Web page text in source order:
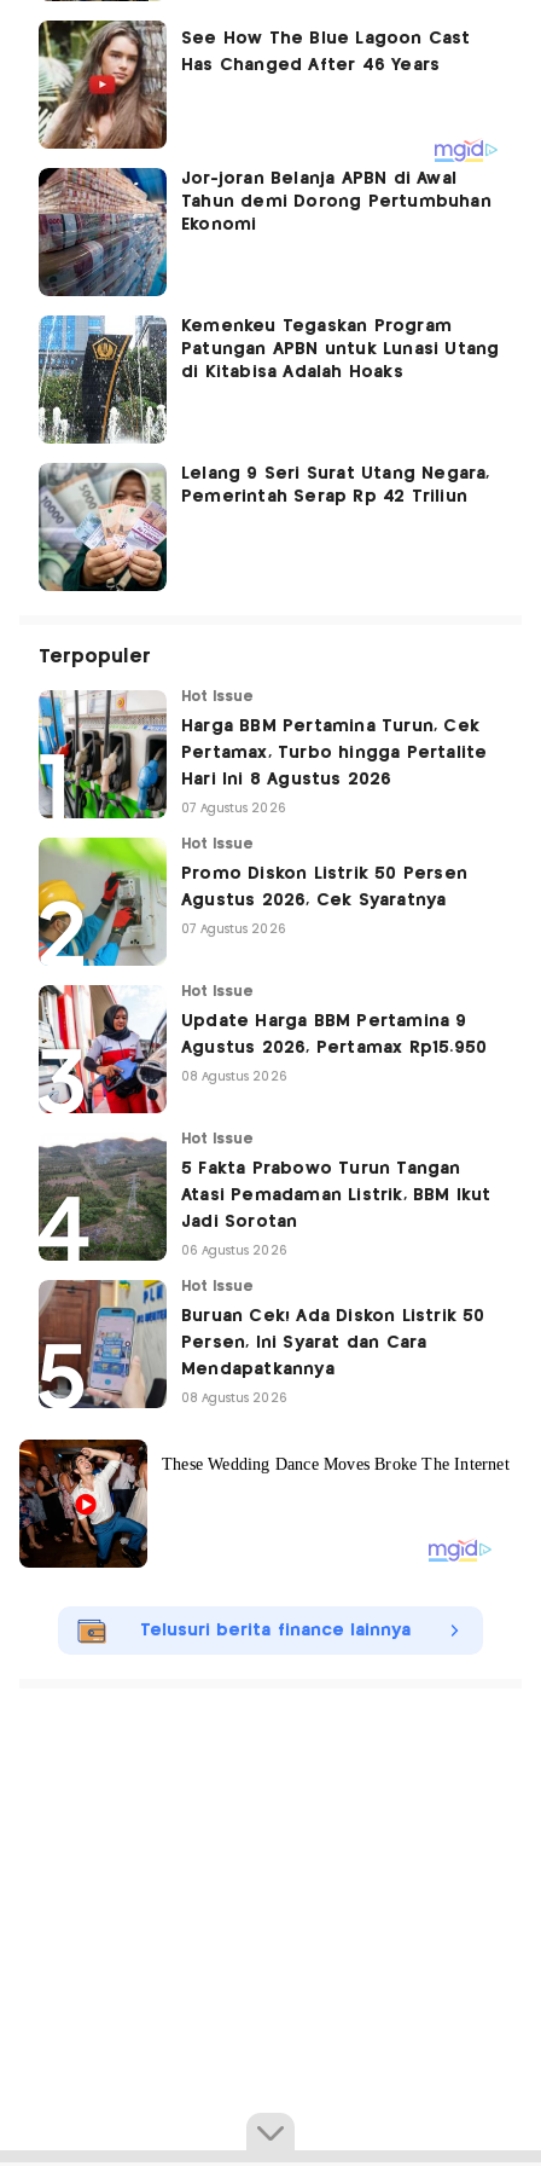
Jor-joran Belanja APBN di Awal
Tahun demi Dorong Pertumbuhan
Ekonomi
Kemenkeu Tegaskan Program
Patungan APBN untuk Lunasi Utang
di Kitabisa Adalah Hoaks
Lelang 9 Seri Surat Utang Negara,
Pemerintah Serap Rp 42 Triliun
Terpopuler
Hot Issue
Harga BBM Pertamina Turun, Cek
Pertamax, Turbo hingga Pertalite
Hari Ini 8 Agustus 2026
07 Agustus 2026
Hot Issue
Promo Diskon Listrik 50 Persen
Agustus 2026, Cek Syaratnya
07 Agustus 2026
Hot Issue
Update Harga BBM Pertamina 9
Agustus 2026, Pertamax Rp15.950
08 Agustus 2026
Hot Issue
5 Fakta Prabowo Turun Tangan
Atasi Pemadaman Listrik, BBM Ikut
Jadi Sorotan
06 Agustus 2026
Hot Issue
Buruan Cek! Ada Diskon Listrik 50
Persen, Ini Syarat dan Cara
Mendapatkannya
08 Agustus 2026
Telusuri berita finance lainnya